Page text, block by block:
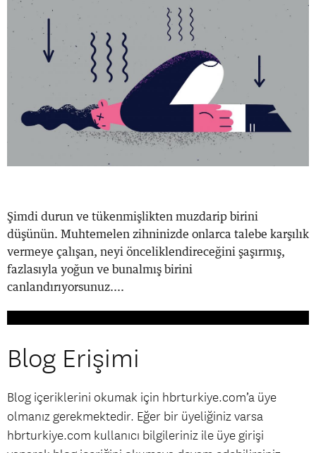
Şimdi durun ve tükenmişlikten muzdarip birini
düşünün. Muhtemelen zihninizde onlarca talebe karşılık
vermeye çalışan, neyi önceliklendireceğini şaşırmış,
fazlasıyla yoğun ve bunalmış birini
canlandırıyorsunuz....
Blog Erişimi
Blog içeriklerini okumak için hbrturkiye.com’a üye
olmanız gerekmektedir. Eğer bir üyeliğiniz varsa
hbrturkiye.com kullanıcı bilgileriniz ile üye girişi